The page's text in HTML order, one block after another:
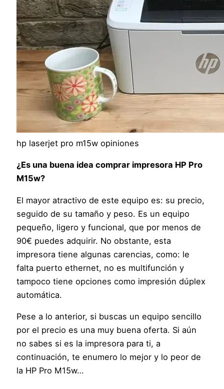
hp laserjet pro m15w opiniones
¿Es una buena idea comprar impresora HP Pro
M15w?
El mayor atractivo de este equipo es: su precio,
seguido de su tamaño y peso. Es un equipo
pequeño, ligero y funcional, que por menos de
90€ puedes adquirir. No obstante, esta
impresora tiene algunas carencias, como: le
falta puerto ethernet, no es multifunción y
tampoco tiene opciones como impresión dúplex
automática.
Pese a lo anterior, si buscas un equipo sencillo
por el precio es una muy buena oferta. Si aún
no sabes si es la impresora para ti, a
continuación, te enumero lo mejor y lo peor de
la HP Pro M15w…